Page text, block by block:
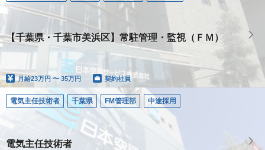
【千葉県・千葉市美浜区】常駐管理・監視（ＦＭ）
月給23万円 〜 35万円 契約社員
電気主任技術者 千葉県 FM管理部 中途採用
電気主任技術者